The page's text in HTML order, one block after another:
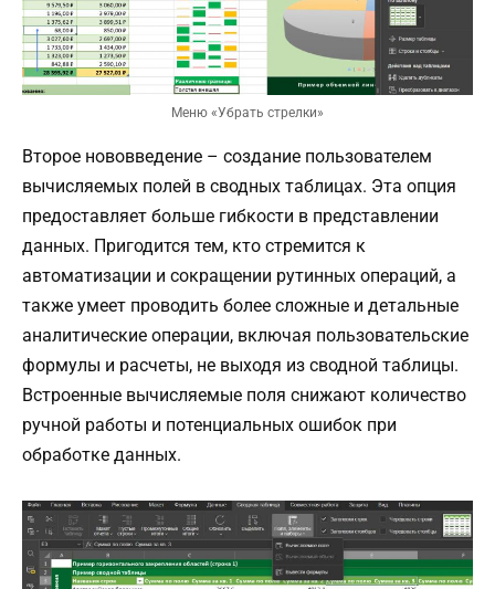
Меню «Убрать стрелки»
Второе нововведение – создание пользователем
вычисляемых полей в сводных таблицах. Эта опция
предоставляет больше гибкости в представлении
данных. Пригодится тем, кто стремится к
автоматизации и сокращении рутинных операций, а
также умеет проводить более сложные и детальные
аналитические операции, включая пользовательские
формулы и расчеты, не выходя из сводной таблицы.
Встроенные вычисляемые поля снижают количество
ручной работы и потенциальных ошибок при
обработке данных.